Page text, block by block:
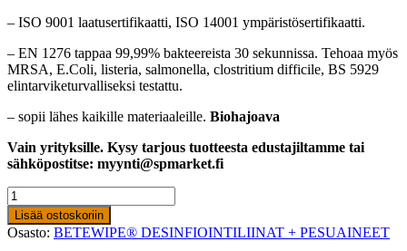
– ISO 9001 laatusertifikaatti, ISO 14001 ympäristösertifikaatti.
– EN 1276 tappaa 99,99% bakteereista 30 sekunnissa. Tehoaa myös
MRSA, E.Coli, listeria, salmonella, clostritium difficile, BS 5929
elintarviketurvalliseksi testattu.
– sopii lähes kaikille materiaaleille. Biohajoava
Vain yrityksille. Kysy tarjous tuotteesta edustajiltamme tai
sähköpostitse: myynti@spmarket.fi
ECOPLUS®
REFILL,
DESINFIOIVA
PESUNESTE
Lisää ostoskoriin
Osasto: BETEWIPE® DESINFIOINTILIINAT + PESUAINEET